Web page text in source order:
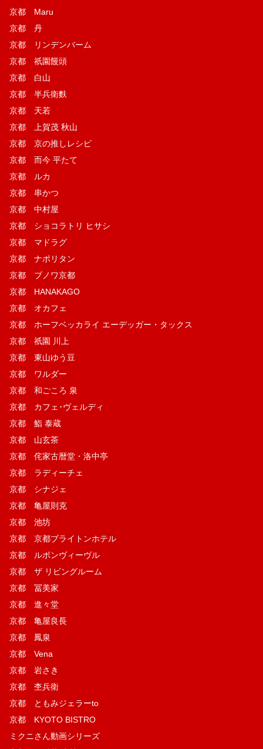
京都 Maru
京都 丹
京都 リンデンバーム
京都 祇園饅頭
京都 白山
京都 半兵衛麩
京都 天若
京都 上賀茂 秋山
京都 京の推しレシピ
京都 而今 平たて
京都 ルカ
京都 串かつ
京都 中村屋
京都 ショコラトリ ヒサシ
京都 マドラグ
京都 ナポリタン
京都 ブノワ京都
京都 HANAKAGO
京都 オカフェ
京都 ホーフベッカライ エーデッガー・タックス
京都 祇園 川上
京都 東山ゆう豆
京都 ワルダー
京都 和ごころ 泉
京都 カフェ･ヴェルディ
京都 鮨 泰蔵
京都 山玄茶
京都 侘家古暦堂・洛中亭
京都 ラディーチェ
京都 シナジェ
京都 亀屋則克
京都 池坊
京都 京都ブライトンホテル
京都 ルボンヴィーヴル
京都 ザ リビングルーム
京都 冨美家
京都 進々堂
京都 亀屋良長
京都 鳳泉
京都 Vena
京都 岩さき
京都 杢兵衛
京都 ともみジェラーto
京都 KYOTO BISTRO
ミクニさん動画シリーズ